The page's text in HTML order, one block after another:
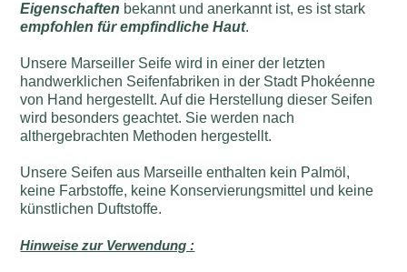
Eigenschaften bekannt und anerkannt ist, es ist stark
empfohlen für empfindliche Haut.
Unsere Marseiller Seife wird in einer der letzten
handwerklichen Seifenfabriken in der Stadt Phokéenne
von Hand hergestellt. Auf die Herstellung dieser Seifen
wird besonders geachtet. Sie werden nach
althergebrachten Methoden hergestellt.
Unsere Seifen aus Marseille enthalten kein Palmöl,
keine Farbstoffe, keine Konservierungsmittel und keine
künstlichen Duftstoffe.
Hinweise zur Verwendung :